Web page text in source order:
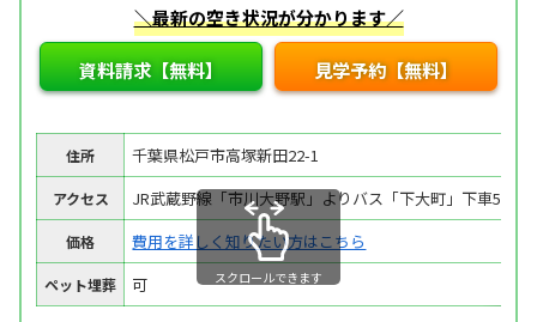
＼最新の空き状況が分かります／
資料請求【無料】 見学予約【無料】
住所 千葉県松戸市高塚新田22-1
アクセス JR武蔵野線「市川大野駅」よりバス「下大町」下車5分
価格 費用を詳しく知りたい方はこちら
ペット埋葬 可 スクロールできます